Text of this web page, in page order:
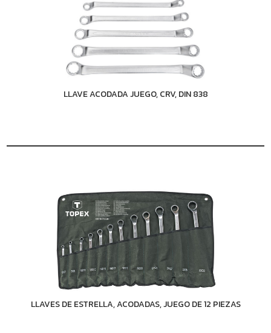
LLAVE ACODADA JUEGO, CRV, DIN 838
LLAVES DE ESTRELLA, ACODADAS, JUEGO DE 12 PIEZAS